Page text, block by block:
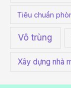
Tiêu chuẩn
Vô trùng
Xây dựng nhà